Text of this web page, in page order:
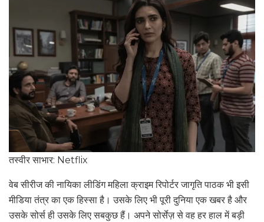
तस्वीर साभार: Netflix
वेब सीरीज की नायिका लीडिंग महिला क्राइम रिपोर्टर जागृति पाठक भी इसी
मीडिया तंत्र का एक हिस्सा है। उसके लिए भी पूरी दुनिया एक खबर है और
उसके सोर्स ही उसके लिए सबकुछ हैं। अपने सोर्सेज़ से वह हर हाल में बड़ी